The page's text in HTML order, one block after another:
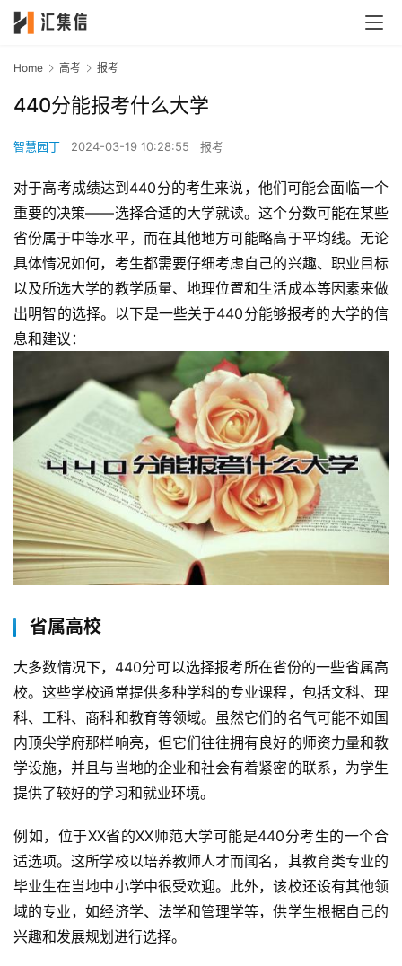
Home 高考 报考
440分能报考什么大学
智慧园丁 2024-03-19 10:28:55 报考
对于高考成绩达到440分的考生来说，他们可能会面临一个
重要的决策——选择合适的大学就读。这个分数可能在某些
省份属于中等水平，而在其他地方可能略高于平均线。无论
具体情况如何，考生都需要仔细考虑自己的兴趣、职业目标
以及所选大学的教学质量、地理位置和生活成本等因素来做
出明智的选择。以下是一些关于440分能够报考的大学的信
息和建议：
省属高校
大多数情况下，440分可以选择报考所在省份的一些省属高
校。这些学校通常提供多种学科的专业课程，包括文科、理
科、工科、商科和教育等领域。虽然它们的名气可能不如国
内顶尖学府那样响亮，但它们往往拥有良好的师资力量和教
学设施，并且与当地的企业和社会有着紧密的联系，为学生
提供了较好的学习和就业环境。
例如，位于XX省的XX师范大学可能是440分考生的一个合
适选项。这所学校以培养教师人才而闻名，其教育类专业的
毕业生在当地中小学中很受欢迎。此外，该校还设有其他领
域的专业，如经济学、法学和管理学等，供学生根据自己的
兴趣和发展规划进行选择。